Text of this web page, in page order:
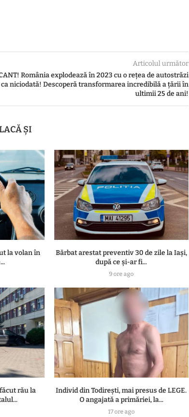
Articolul următor
România explodează în 2023 cu o rețea de autostrăzi
ca niciodată! Descoperă transformarea incredibilă a țării în
ultimii 25 de ani!
ȘI
la volan în
Bărbat arestat preventiv 30 de zile la Iași,
după ce și-ar fi...
9 ore ago
rău la
Individ din Todirești, mai presus de LEGE.
O angajată a primăriei, la...
17 ore ago